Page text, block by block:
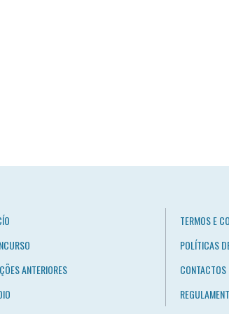
ANTERIORES
TERMOS E
POLÍTICAS
CONTACTOS